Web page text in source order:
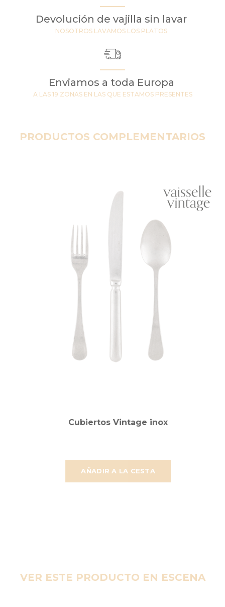
Devolución de vajilla sin lavar
NOSOTROS LAVAMOS LOS PLATOS
Enviamos a toda Europa
A LAS 19 ZONAS EN LAS QUE ESTAMOS PRESENTES
PRODUCTOS COMPLEMENTARIOS
AÑADIR A LA CESTA
Cubiertos Vintage inox
VER ESTE PRODUCTO EN ESCENA